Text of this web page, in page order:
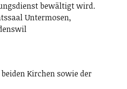
bewältigt wird.
Untermosen,
Kirchen sowie der